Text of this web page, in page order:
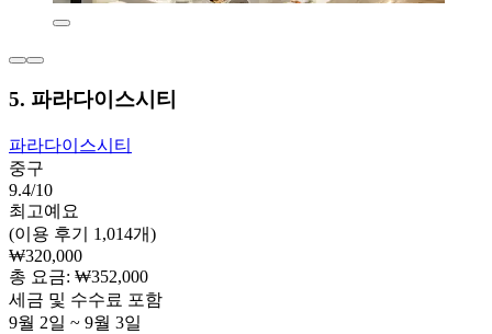
5. 파라다이스시티
파라다이스시티
중구
9.4/10
최고예요
(이용 후기 1,014개)
₩320,000
총 요금: ₩352,000
세금 및 수수료 포함
9월 2일 ~ 9월 3일